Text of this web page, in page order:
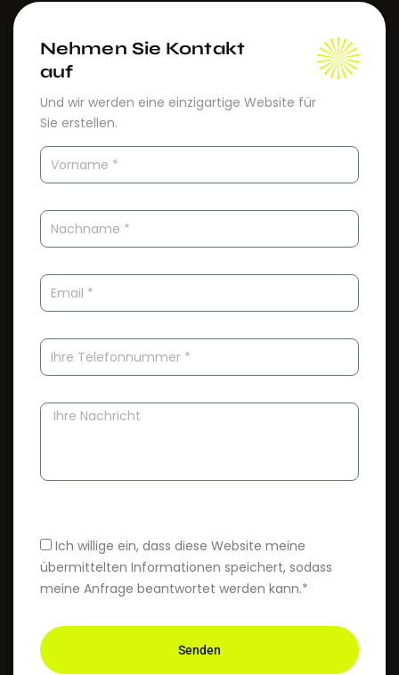
Nehmen Sie Kontakt
auf
Und wir werden eine einzigartige Website für
Sie erstellen.
Ich willige ein, dass diese Website meine
übermittelten Informationen speichert, sodass
meine Anfrage beantwortet werden kann.*
Senden